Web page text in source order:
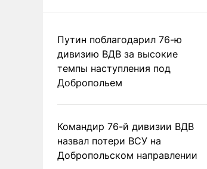
Путин поблагодарил 76-ю
дивизию ВДВ за высокие
темпы наступления под
Добропольем
Командир 76-й дивизии ВДВ
назвал потери ВСУ на
Добропольском направлении